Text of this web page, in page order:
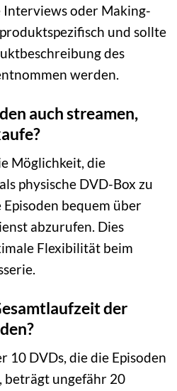
oder Making-
und sollte
des
werden.
auch streamen,
Möglichkeit, die
physische DVD-Box zu
bequem über
abzurufen. Dies
Flexibilität beim
der
10 DVDs, die die Episoden
beträgt ungefähr 20